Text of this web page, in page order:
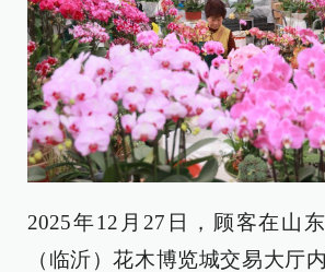
2025年12月27日，顾客在山
（临沂）花木博览城交易大厅